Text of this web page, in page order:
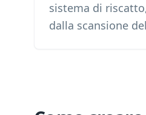
sistema di
dalla scansione